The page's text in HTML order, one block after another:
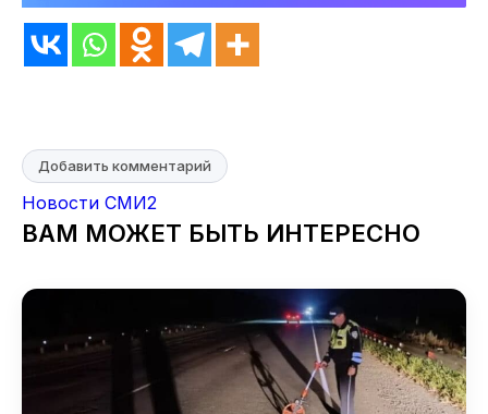
Добавить комментарий
Новости СМИ2
ВАМ МОЖЕТ БЫТЬ ИНТЕРЕСНО